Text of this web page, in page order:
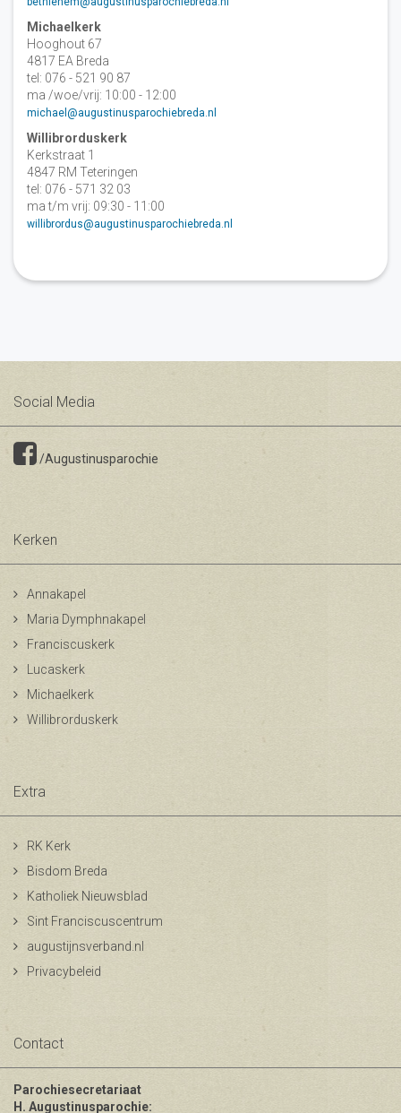
Michaelkerk
Hooghout 67
4817 EA Breda
tel: 076 - 521 90 87
ma /woe/vrij: 10:00 - 12:00
michael@augustinusparochiebreda.nl
Willibrorduskerk
Kerkstraat 1
4847 RM Teteringen
tel: 076 - 571 32 03
ma t/m vrij: 09:30 - 11:00
willibrordus@augustinusparochiebreda.nl
Social Media
/Augustinusparochie
Kerken
Annakapel
Maria Dymphnakapel
Franciscuskerk
Lucaskerk
Michaelkerk
Willibrorduskerk
Extra
RK Kerk
Bisdom Breda
Katholiek Nieuwsblad
Sint Franciscuscentrum
augustijnsverband.nl
Privacybeleid
Contact
Parochiesecretariaat
H. Augustinusparochie: